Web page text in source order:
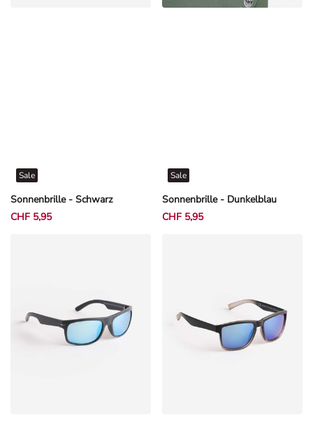
Sonnenbrille - Schwarz
Sale
CHF 5,95
Sonnenbrille - Dunkelblau
Sale
CHF 5,95